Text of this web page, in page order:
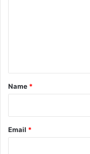
*
Name *
Email *